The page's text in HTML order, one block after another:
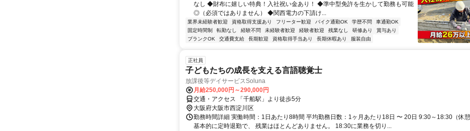
なし ◆財布に嬉しい特典！入社祝い金あり！ ◆準中型免許を生かして勤務も可能
◎（必須ではありません） ◆関西電力の下請け...
業界未経験者歓迎 資格取得支援あり フリーター歓迎 バイク通勤OK 学歴不問
車通勤OK
固定時間制
転勤なし 経験不問 未経験者歓迎 経験者歓迎 残業なし 研修あり
賞与あり
ブランクOK
交通費支給 長期歓迎 資格取得手当あり 長期休暇あり 服装自由
正社員
子どもたちの成長を支える言語聴覚士
放課後等デイサービスSoluna
月給250,000円～290,000円
交通・アクセス 「千船駅」より徒歩5分
大阪府大阪市西淀川区
勤務時間詳細 実働時間：1日あたり8時間 平均勤務日数：1ヶ月あたり18日 〜 20日 9:30～18:30（休憩
基本的に定時退勤で、 残業はほとんどありません。 18:30に業務を切り...